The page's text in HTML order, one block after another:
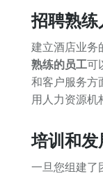
招聘熟练
建立酒店业务
熟练的员工可
和客户服务方
用人力资源机
培训和
一旦您组建了